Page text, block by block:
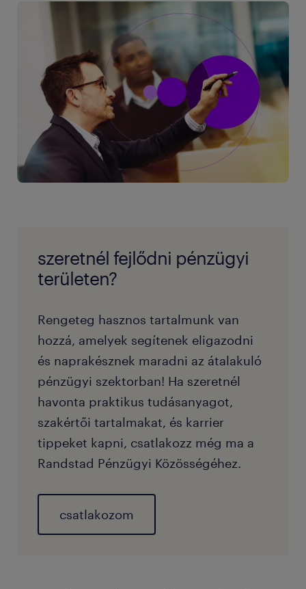
szeretnél fejlődni pénzügyi
területen?
Rengeteg hasznos tartalmunk van
hozzá, amelyek segítenek eligazodni
és naprakésznek maradni az átalakuló
pénzügyi szektorban! Ha szeretnél
havonta praktikus tudásanyagot,
szakértői tartalmakat, és karrier
tippeket kapni, csatlakozz még ma a
Randstad Pénzügyi Közösségéhez.
csatlakozom